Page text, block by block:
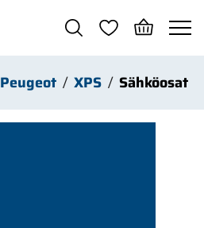
Peugeot XPS Sähköosat